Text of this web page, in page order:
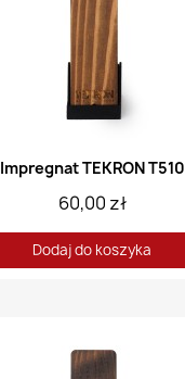
Impregnat TEKRON T510
60,00 zł
Dodaj do koszyka